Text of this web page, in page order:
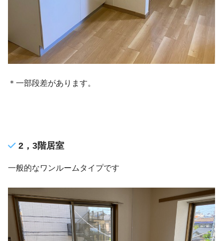
＊一部段差があります。
2，3階居室
一般的なワンルームタイプです